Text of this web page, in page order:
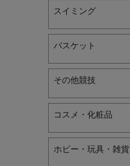
スイミング
バスケット
その他競技
コスメ・化粧品
ホビー・玩具・雑貨